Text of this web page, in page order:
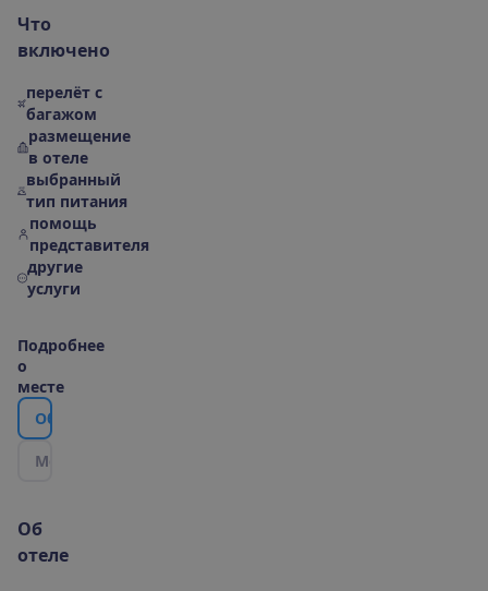
Что
включено
перелёт с
багажом
размещение
в отеле
выбранный
тип питания
помощь
представителя
другие
услуги
Подробнее
о
месте
Об
М
Об
отеле